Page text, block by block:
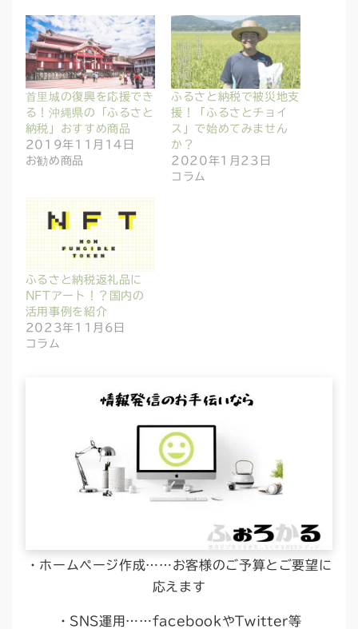
首里城の復興を応援でき
る！沖縄県の「ふるさと
納税」おすすめ商品
2019年11月14日
お勧め商品
ふるさと納税で被災地支
援！「ふるさとチョイ
ス」で始めてみません
か？
2020年1月23日
コラム
ふるさと納税返礼品に
NFTアート！？国内の
活用事例を紹介
2023年11月6日
コラム
・ホームページ作成……お客様のご予算とご要望に
応えます
・SNS運用……facebookやTwitter等